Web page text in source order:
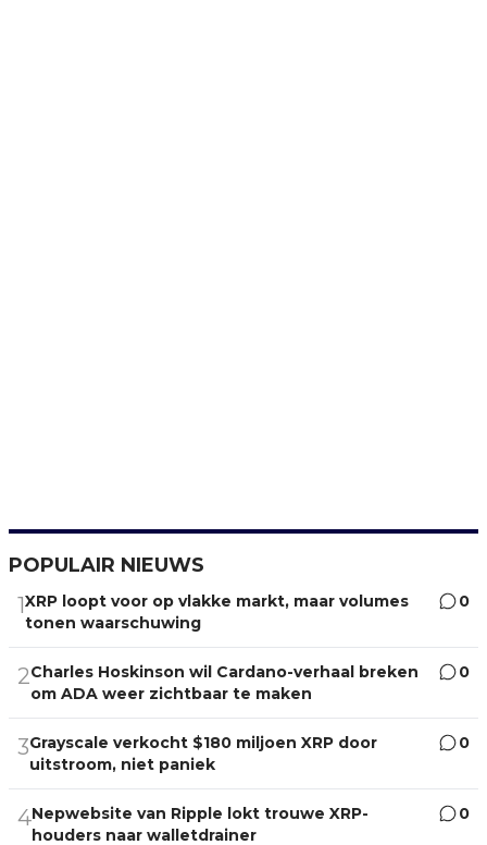
POPULAIR NIEUWS
1XRP loopt voor op vlakke markt, maar volumes
tonen waarschuwing
0
2Charles Hoskinson wil Cardano-verhaal breken
om ADA weer zichtbaar te maken
0
3Grayscale verkocht $180 miljoen XRP door
uitstroom, niet paniek
0
4Nepwebsite van Ripple lokt trouwe XRP-
houders naar walletdrainer
0